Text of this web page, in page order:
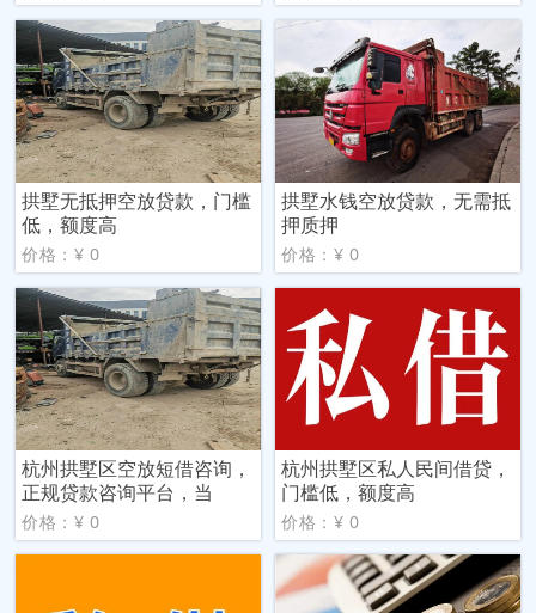
拱墅无抵押空放贷款，门槛
低，额度高
价格：¥ 0
拱墅水钱空放贷款，无需抵
押质押
价格：¥ 0
杭州拱墅区空放短借咨询，
正规贷款咨询平台，当
价格：¥ 0
杭州拱墅区私人民间借贷，
门槛低，额度高
价格：¥ 0